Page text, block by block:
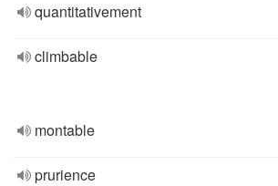
quantitativement
climbable
montable
prurience